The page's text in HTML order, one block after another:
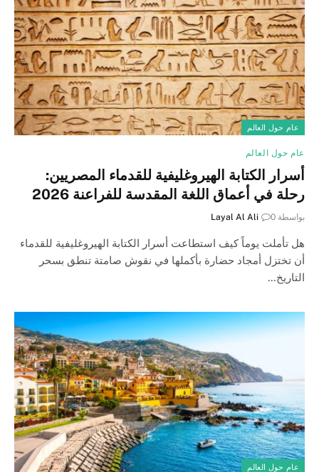
عام حول العالم
عام حول العالم
أسرار الكتابة الهيروغليفية للقدماء المصريين:
رحلة في أعماق اللغة المقدسة للفراعنة 2026
بواسطة Layal Al Ali 0
هل تأملت يوماً كيف استطاعت أسرار الكتابة الهيروغليفية للقدماء
أن تختزل أمجاد حضارة بأكملها في نقوش صامتة تنطق بسحر
التاريخ…
عام حول العالم